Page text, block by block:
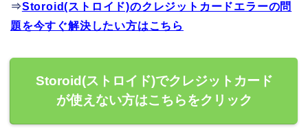
⇒Storoid(ストロイド)のクレジットカードエラーの問
題を今すぐ解決したい方はこちら
Storoid(ストロイド)でクレジットカード
が使えない方はこちらをクリック